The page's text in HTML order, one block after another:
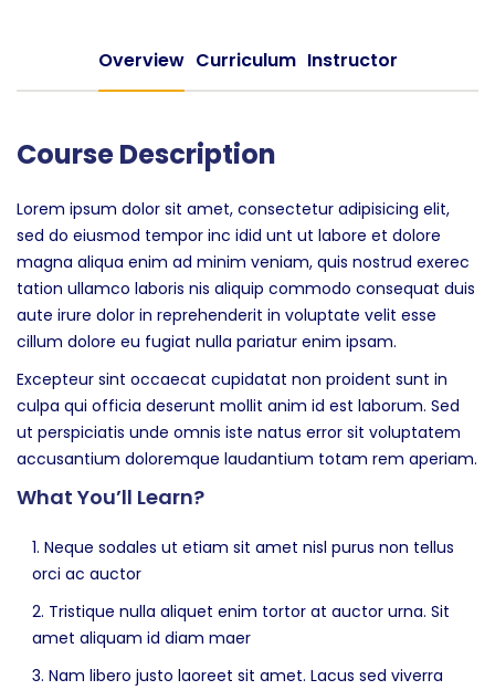
Overview Curriculum Instructor
Course Description
Lorem ipsum dolor sit amet, consectetur adipisicing elit,
sed do eiusmod tempor inc idid unt ut labore et dolore
magna aliqua enim ad minim veniam, quis nostrud exerec
tation ullamco laboris nis aliquip commodo consequat duis
aute irure dolor in reprehenderit in voluptate velit esse
cillum dolore eu fugiat nulla pariatur enim ipsam.
Excepteur sint occaecat cupidatat non proident sunt in
culpa qui officia deserunt mollit anim id est laborum. Sed
ut perspiciatis unde omnis iste natus error sit voluptatem
accusantium doloremque laudantium totam rem aperiam.
What You’ll Learn?
Neque sodales ut etiam sit amet nisl purus non tellus
orci ac auctor
Tristique nulla aliquet enim tortor at auctor urna. Sit
amet aliquam id diam maer
Nam libero justo laoreet sit amet. Lacus sed viverra